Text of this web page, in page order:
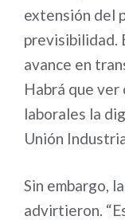
extensión del
previsibilidad.
avance en
Habrá que ver
laborales la
Unión
Sin embargo,
advirtieron.